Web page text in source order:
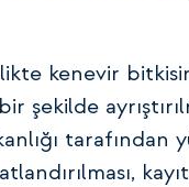
kenevir
şekilde